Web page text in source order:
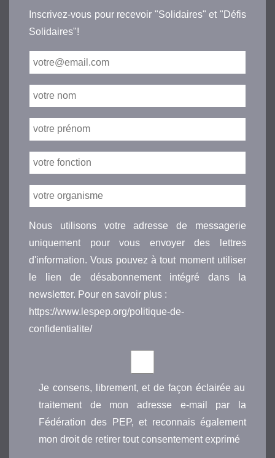
Inscrivez-vous pour recevoir "Solidaires" et "Défis
Solidaires"!
Nous utilisons votre adresse de messagerie
uniquement pour vous envoyer des lettres
d'information. Vous pouvez à tout moment utiliser
le lien de désabonnement intégré dans la
newsletter. Pour en savoir plus :
https://www.lespep.org/politique-de-
confidentialite/
Je consens, librement, et de façon éclairée au
traitement de mon adresse e-mail par la
Fédération des PEP, et reconnais également
mon droit de retirer tout consentement exprimé